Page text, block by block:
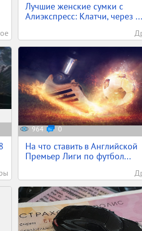
Лучшие женские сумки с
Алиэкспресс: Клатчи, через ...
964 0
На что ставить в Английской
Премьер Лиги по футбол...